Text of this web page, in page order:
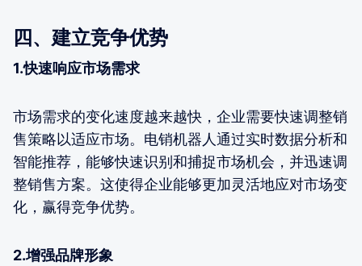
四、建立竞争优势
1.快速响应市场需求
市场需求的变化速度越来越快，企业需要快速调整销
售策略以适应市场。电销机器人通过实时数据分析和
智能推荐，能够快速识别和捕捉市场机会，并迅速调
整销售方案。这使得企业能够更加灵活地应对市场变
化，赢得竞争优势。
2.增强品牌形象